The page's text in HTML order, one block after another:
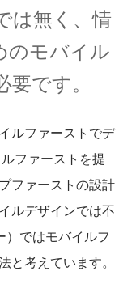
は無く、情
のモバイル
です。
ルファーストでデ
ファーストを提
ファーストの設計
ルデザインでは不
ではモバイルフ
と考えています。